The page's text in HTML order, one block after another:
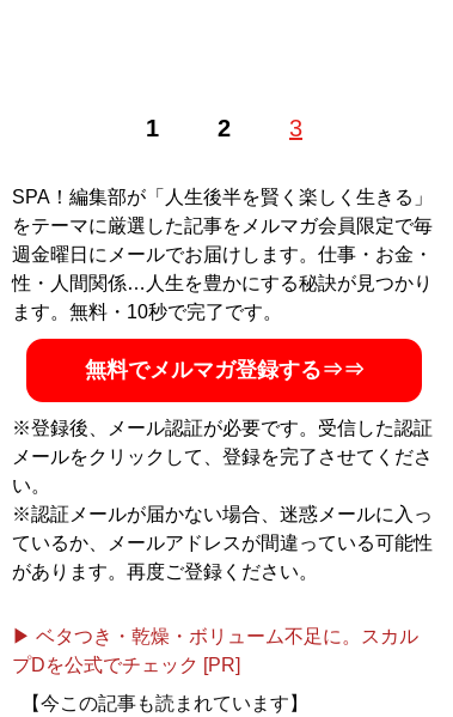
1 2 3
SPA！編集部が「人生後半を賢く楽しく生きる」
をテーマに厳選した記事をメルマガ会員限定で毎
週金曜日にメールでお届けします。仕事・お金・
性・人間関係…人生を豊かにする秘訣が見つかり
ます。無料・10秒で完了です。
無料でメルマガ登録する⇒⇒
※登録後、メール認証が必要です。受信した認証
メールをクリックして、登録を完了させてくださ
い。
※認証メールが届かない場合、迷惑メールに入っ
ているか、メールアドレスが間違っている可能性
があります。再度ご登録ください。
▶ ベタつき・乾燥・ボリューム不足に。スカル
プDを公式でチェック [PR]
【今この記事も読まれています】